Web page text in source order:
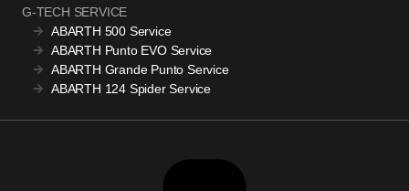
G-TECH SERVICE
ABARTH 500 Service
ABARTH Punto EVO Service
ABARTH Grande Punto Service
ABARTH 124 Spider Service